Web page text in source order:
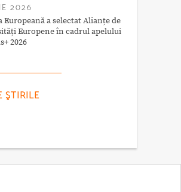
2026
Europeană a selectat Alianțe de
Europene în cadrul apelului
2026
ŞTIRILE